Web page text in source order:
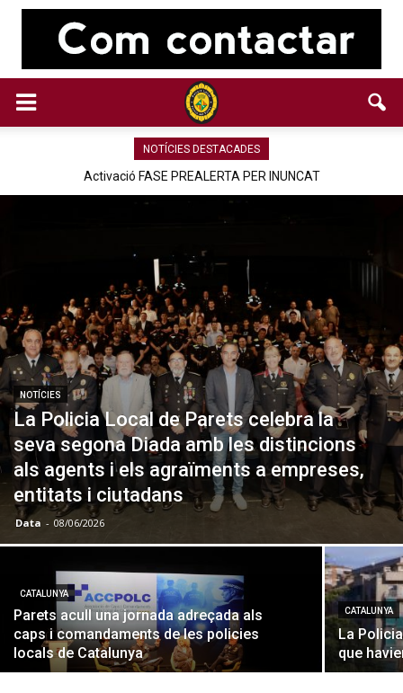
NOTÍCIES DESTACADES
Activació FASE PREALERTA PER INUNCAT
NOTÍCIES
La Policia Local de Parets celebra la
seva segona Diada amb les distincions
als agents i els agraïments a empreses,
entitats i ciutadans
Data - 08/06/2026
CATALUNYA
Parets acull una jornada adreçada als
caps i comandaments de les policies
locals de Catalunya
CATALUNYA
La
que